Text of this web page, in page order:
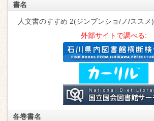
書名
人文書のすすめ 2(ジンブンショ/ノ/ススメ)
外部サイトで調べる:
各巻書名